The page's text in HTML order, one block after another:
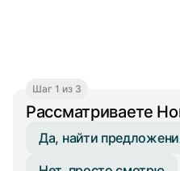
Шаг 1 из 3
Рассматриваете
Да, найти